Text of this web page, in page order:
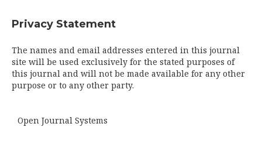
Privacy Statement
The names and email addresses entered in this journal
site will be used exclusively for the stated purposes of
this journal and will not be made available for any other
purpose or to any other party.
Open Journal Systems